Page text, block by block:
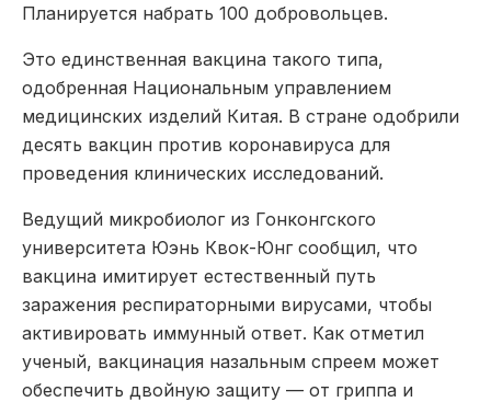
Планируется набрать 100 добровольцев.
Это единственная вакцина такого типа,
одобренная Национальным управлением
медицинских изделий Китая. В стране одобрили
десять вакцин против коронавируса для
проведения клинических исследований.
Ведущий микробиолог из Гонконгского
университета Юэнь Квок-Юнг сообщил, что
вакцина имитирует естественный путь
заражения респираторными вирусами, чтобы
активировать иммунный ответ. Как отметил
ученый, вакцинация назальным спреем может
обеспечить двойную защиту — от гриппа и